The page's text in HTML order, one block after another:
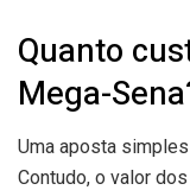
Quanto
Mega-
Uma aposta
Contudo, o valor